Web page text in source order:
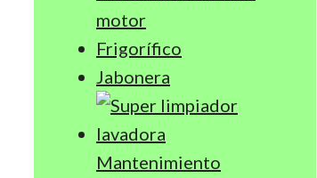
motor
Frigorífico
Jabonera
Mantenimiento